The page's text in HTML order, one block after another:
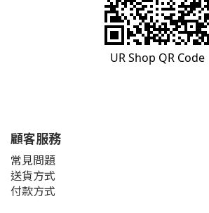
UR Shop QR Code
顧客服務
常見問題
送貨方式
付款方式